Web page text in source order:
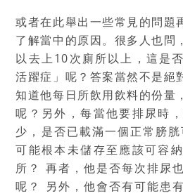
或者在此舉出一些常見的問題
了解當中的原因。很多人也問
以去上10次廁所以上，這是
活躍症」呢？答案當然不是絕
知道他每日所飲用飲料的份量
呢？另外，每當他要排尿時
少，是否已載滿一個正常膀
可能根本未儲存至應該可容
所？ 再者，他是否每次排尿
呢？ 另外，他會否有可能患